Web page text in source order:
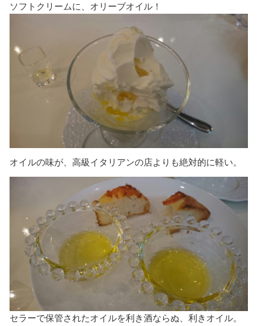
ソフトクリームに、オリーブオイル！
オイルの味が、高級イタリアンの店よりも絶対的に軽い。
セラーで保管されたオイルを利き酒ならぬ、利きオイル。